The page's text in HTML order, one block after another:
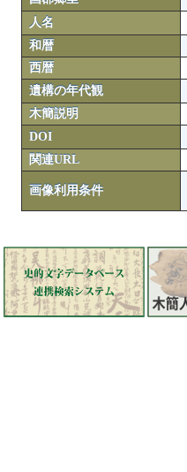
人名
和暦
西暦
遺構の年代観
木簡説明
DOI
関連URL
画像利用条件